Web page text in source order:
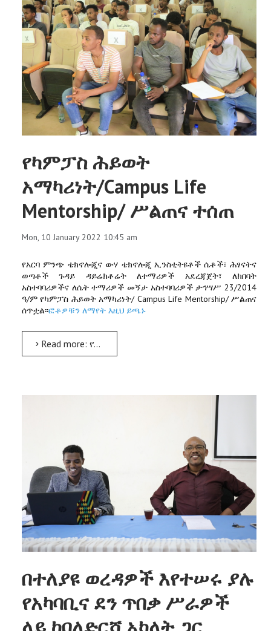
የካምፓስ ሕይወት
አማካሪነት/Campus Life
Mentorship/ ሥልጠና ተሰጠ
Mon, 10 January 2022 10:45 am
የአርባ ምንጭ ቴክኖሎጂና ውሃ ቴክኖሎጂ ኢንስቲትዩቶች ሴቶች፣ ሕፃናትና
ወጣቶች ጉዳይ ዳይሬክቶሬት ለተማሪዎች አደረጃጀት፣ ለክበባት
አስተባባሪዎችና ለሴት ተማሪዎች መኝታ አስተባባሪዎች ታኅሣሥ 23/2014
ዓ/ም የካምፓስ ሕይወት አማካሪነት/ Campus Life Mentorship/ ሥልጠና
ሰጥቷል፡፡ፎቶዎቹን ለማየት እዚህ ይጫኑ
Read more: የካምፓስ ሕይወት አማካሪነት/Campus Life Mentorship/ ሥልጠና ተሰጠ
በተለያዩ ወረዳዎች እየተሠሩ ያሉ
የአካባቢና ደን ጥበቃ ሥራዎች